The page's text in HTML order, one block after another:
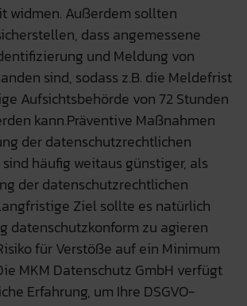
widmen. Außerdem sollten
dass angemessene
und Meldung von
sind, sodass z.B. die Meldefrist
Aufsichtsbehörde von 72 Stunden
kann.Präventive Maßnahmen
der datenschutzrechtlichen
häufig weitaus günstiger, als
der datenschutzrechtlichen
Ziel sollte es natürlich
datenschutzkonform zu agieren
für Verstöße auf ein Minimum
MKM Datenschutz GmbH verfügt
Erfahrung, um Ihre DSGVO-